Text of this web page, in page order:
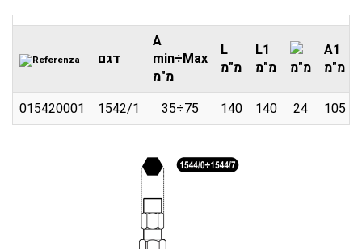
דגם
A
min÷Max
מ"מ
L
מ"מ
L1
מ"מ
מ"מ
A1
מ"מ
015420001 1542/1 35÷75 140 140 24 105